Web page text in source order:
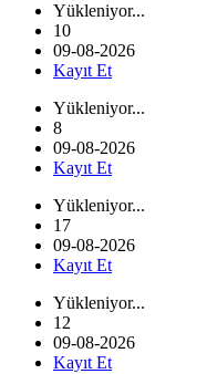
Yükleniyor...
10
09-08-2026
Kayıt Et
Yükleniyor...
8
09-08-2026
Kayıt Et
Yükleniyor...
17
09-08-2026
Kayıt Et
Yükleniyor...
12
09-08-2026
Kayıt Et